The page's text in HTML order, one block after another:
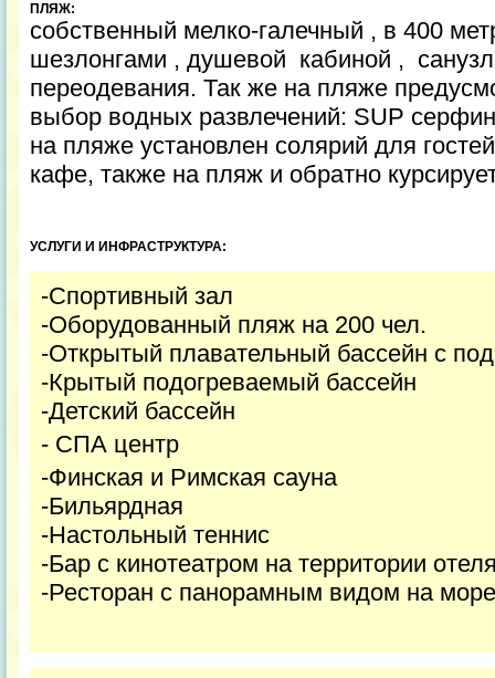
ПЛЯЖ:
собственный мелко-галечный , в 400
шезлонгами , душевой кабиной ,
переодевания. Так же на пляже
выбор водных развлечений: SUP
на пляже установлен солярий для
кафе, также на пляж и обратно
УСЛУГИ И ИНФРАСТРУКТУРА:
-Спортивный зал
-Оборудованный пляж на 200 чел.
-Открытый плавательный бассейн с
-Крытый подогреваемый бассейн
-Детский бассейн
- СПА центр
-Финская и Римская сауна
-Бильярдная
-Настольный теннис
-Бар с кинотеатром на территории
-Ресторан с панорамным видом на море